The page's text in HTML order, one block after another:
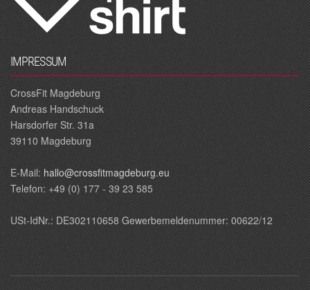
IMPRESSUM
CrossFit Magdeburg
Andreas Handschuck
Harsdorfer Str. 31a
39110 Magdeburg
E‐Mail: hallo@crossfitmagdeburg.eu
Telefon: +49 (0) 177 - 39 23 585
USt-IdNr.: DE302110658 Gewerbemeldenummer: 00622/12